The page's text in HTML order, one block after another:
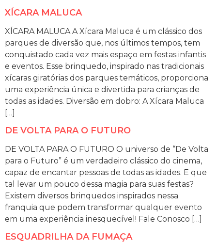
XÍCARA MALUCA
XÍCARA MALUCA A Xícara Maluca é um clássico dos
parques de diversão que, nos últimos tempos, tem
conquistado cada vez mais espaço em festas infantis
e eventos. Esse brinquedo, inspirado nas tradicionais
xícaras giratórias dos parques temáticos, proporciona
uma experiência única e divertida para crianças de
todas as idades. Diversão em dobro: A Xícara Maluca
[…]
DE VOLTA PARA O FUTURO
DE VOLTA PARA O FUTURO O universo de “De Volta
para o Futuro” é um verdadeiro clássico do cinema,
capaz de encantar pessoas de todas as idades. E que
tal levar um pouco dessa magia para suas festas?
Existem diversos brinquedos inspirados nessa
franquia que podem transformar qualquer evento
em uma experiência inesquecível! Fale Conosco […]
ESQUADRILHA DA FUMAÇA